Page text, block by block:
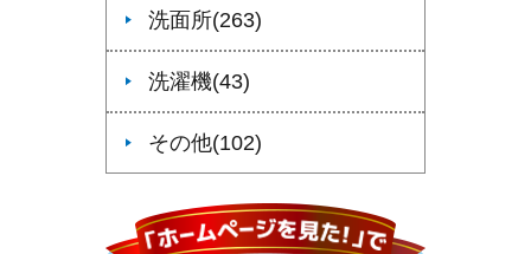
洗面所(263)
洗濯機(43)
その他(102)